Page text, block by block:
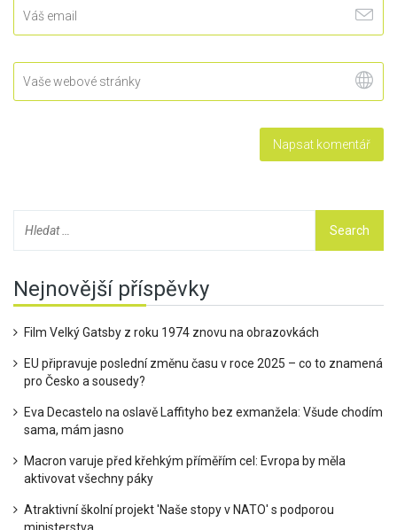
Nejnovější příspěvky
Film Velký Gatsby z roku 1974 znovu na obrazovkách
EU připravuje poslední změnu času v roce 2025 – co to znamená
pro Česko a sousedy?
Eva Decastelo na oslavě Laffityho bez exmanžela: Všude chodím
sama, mám jasno
Macron varuje před křehkým příměřím cel: Evropa by měla
aktivovat všechny páky
Atraktivní školní projekt 'Naše stopy v NATO' s podporou